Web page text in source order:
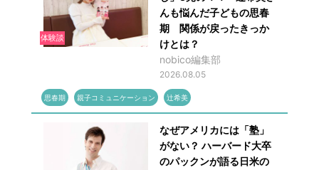
体験談
んも悩んだ子どもの思春
期 関係が戻ったきっか
けとは？
nobico編集部
2026.08.05
思春期 親子コミュニケーション 辻希美
なぜアメリカには「塾」
がない？ ハーバード大卒
のパックンが語る日米の